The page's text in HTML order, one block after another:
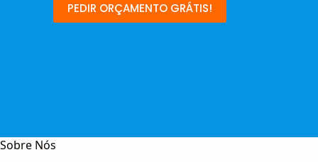
PEDIR ORÇAMENTO GRÁTIS!
Sobre Nós